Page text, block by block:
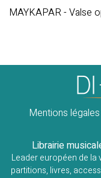
MAYKAPAR - Valse
Mentions légales
Librairie
Leader européen de la
partitions, livres,